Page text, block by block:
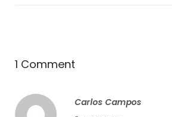
1 Comment
Carlos Campos